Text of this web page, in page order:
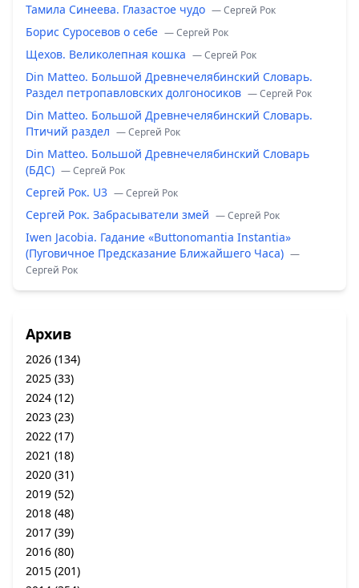
Тамила Синеева. Глазастое чудо — Сергей Рок
Борис Суросевов о себе — Сергей Рок
Щехов. Великолепная кошка — Сергей Рок
Din Matteo. Большой Древнечелябинский Словарь.
Раздел петропавловских долгоносиков — Сергей Рок
Din Matteo. Большой Древнечелябинский Словарь.
Птичий раздел — Сергей Рок
Din Matteo. Большой Древнечелябинский Словарь
(БДС) — Сергей Рок
Сергей Рок. U3 — Сергей Рок
Сергей Рок. Забрасыватели змей — Сергей Рок
Iwen Jacobia. Гадание «Buttonomantia Instantia»
(Пуговичное Предсказание Ближайшего Часа) —
Сергей Рок
Архив
2026 (134)
2025 (33)
2024 (12)
2023 (23)
2022 (17)
2021 (18)
2020 (31)
2019 (52)
2018 (48)
2017 (39)
2016 (80)
2015 (201)